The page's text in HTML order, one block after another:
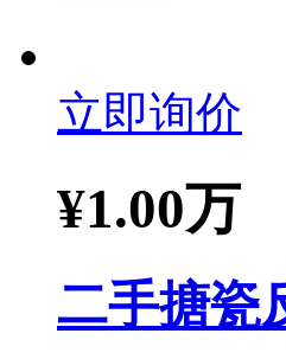
立即询价
¥1.00万
二手搪瓷